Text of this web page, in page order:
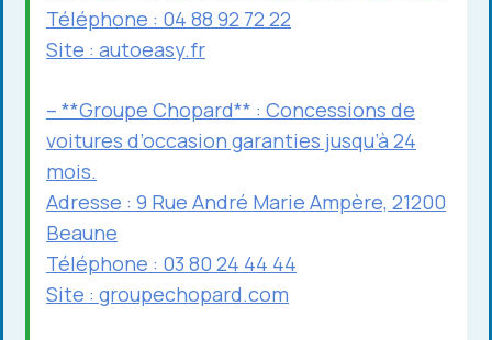
Téléphone : 04 88 92 72 22
Site : autoeasy.fr
– **Groupe Chopard** : Concessions de
voitures d’occasion garanties jusqu’à 24
mois.
Adresse : 9 Rue André Marie Ampère, 21200
Beaune
Téléphone : 03 80 24 44 44
Site : groupechopard.com